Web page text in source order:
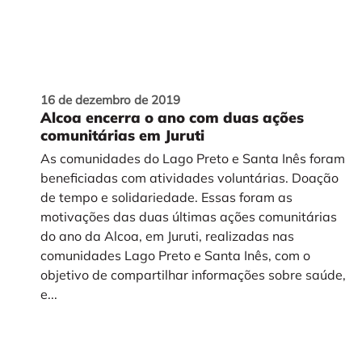
16 de dezembro de 2019
Alcoa encerra o ano com duas ações
comunitárias em Juruti
As comunidades do Lago Preto e Santa Inês foram
beneficiadas com atividades voluntárias. Doação
de tempo e solidariedade. Essas foram as
motivações das duas últimas ações comunitárias
do ano da Alcoa, em Juruti, realizadas nas
comunidades Lago Preto e Santa Inês, com o
objetivo de compartilhar informações sobre saúde,
e...